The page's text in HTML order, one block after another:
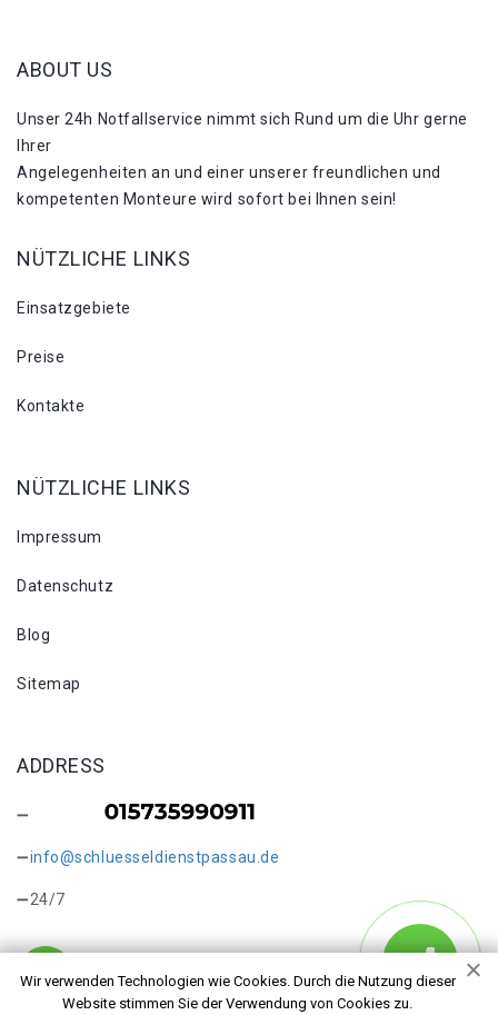
Wir verwenden Technologien wie Cookies. Durch die Nutzung dieser
Website stimmen Sie der Verwendung von Cookies zu.
ABOUT US
Unser 24h Notfallservice nimmt sich Rund um die Uhr gerne
Ihrer
Angelegenheiten an und einer unserer freundlichen und
kompetenten Monteure wird sofort bei Ihnen sein!
NÜTZLICHE LINKS
Einsatzgebiete
Preise
Kontakte
NÜTZLICHE LINKS
Impressum
Datenschutz
Blog
Sitemap
ADDRESS
info@schluesseldienstpassau.de
24/7